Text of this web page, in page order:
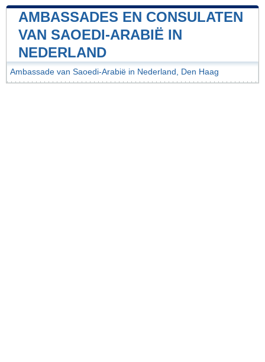
AMBASSADES EN CONSULATEN
VAN SAOEDI-ARABIË IN
NEDERLAND
Ambassade van Saoedi-Arabië in Nederland, Den Haag